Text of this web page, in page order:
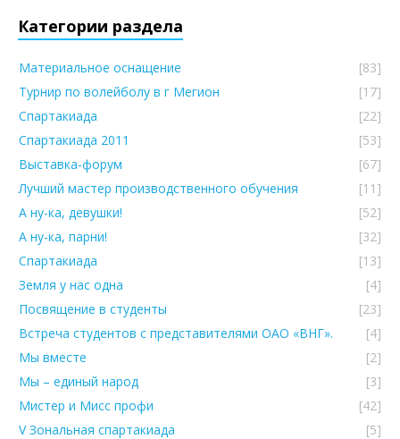
Категории раздела
Материальное оснащение
[83]
Турнир по волейболу в г Мегион
[17]
Спартакиада
[22]
Спартакиада 2011
[53]
Выставка-форум
[67]
Лучший мастер производственного обучения
[11]
А ну-ка, девушки!
[52]
А ну-ка, парни!
[32]
Спартакиада
[13]
Земля у нас одна
[4]
Посвящение в студенты
[23]
Встреча студентов с представителями ОАО «ВНГ».
[4]
Мы вместе
[2]
Мы – единый народ
[3]
Мистер и Мисс профи
[42]
V Зональная спартакиада
[5]